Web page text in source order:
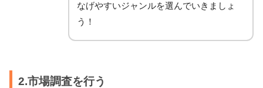
なげやすいジャンルを選んでいきましょ
う！
2.市場調査を行う